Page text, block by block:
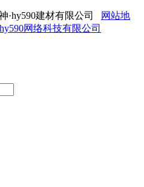
·hy590建材有限公司
网站地
网络科技有限公司